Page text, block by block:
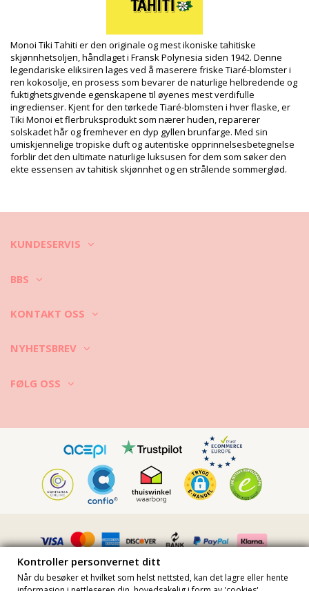
EAN: Størrelse unik (3504750001562)
Leverandør referanse: 1MT30
Vekt: 30g / 0.07lb / 1.06oz
Retusjerte foto
Vask & ivaretagelses
instruksjoner
Ivaretagelses instrusjoner for: Tiki Monoi Tiki
Tipanier 30 Ml
Monoi Tiki Tahiti er den originale og mest ikoniske tahitiske
skjønnhetsoljen, håndlaget i Fransk Polynesia siden 1942. Denne
legendariske eliksiren lages ved å maserere friske Tiaré-blomster i
ren kokosolje, en prosess som bevarer de naturlige helbredende og
fuktighetsgivende egenskapene til øyenes mest verdifulle
ingredienser. Kjent for den tørkede Tiaré-blomsten i hver flaske, er
Tiki Monoi et flerbruksprodukt som nærer huden, reparerer
solskadet hår og fremhever en dyp gyllen brunfarge. Med sin
umiskjennelige tropiske duft og autentiske opprinnelsesbetegnelse
forblir det den ultimate naturlige luksusen for dem som søker den
ekte essensen av tahitisk skjønnhet og en strålende sommerglød.
KUNDESERVIS
BBS
KONTAKT OSS
NYHETSBREV
FØLG OSS
Kontroller personvernet ditt
Når du besøker et hvilket som helst nettsted, kan det lagre eller hente